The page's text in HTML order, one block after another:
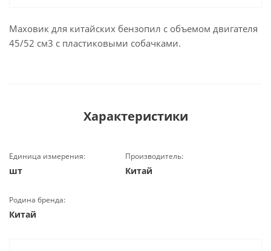
Маховик для китайских бензопил с объемом двигателя
45/52 см3 с пластиковыми собачками.
Характеристики
Единица измерения:
шт
Производитель:
Китай
Родина бренда:
Китай